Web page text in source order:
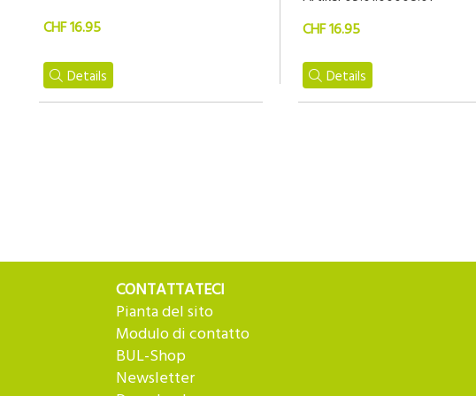
CHF 16.95
Details
CHF 16.95
Details
CONTATTATECI
Pianta del sito
Modulo di contatto
BUL-Shop
Newsletter